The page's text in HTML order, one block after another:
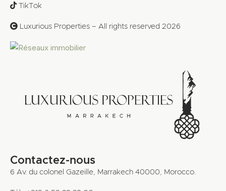
TikTok
Luxurious Properties – All rights reserved 2026
Contactez-nous
6 Av. du colonel Gazeille, Marrakech 40000, Morocco.